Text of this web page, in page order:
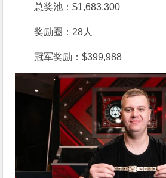
总奖池：$1,683,300
奖励圈：28人
冠军奖励：$399,988